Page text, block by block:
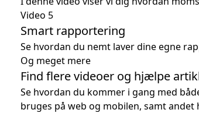
Video 5
Smart rapportering
Se hvordan du nemt laver dine egne
Og meget mere
Find flere videoer og hjælpe
Se hvordan du kommer i gang med
bruges på web og mobilen, samt